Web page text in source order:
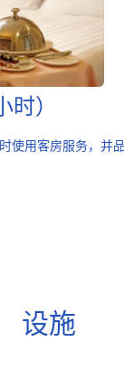
）
使用客房服务，并
设施